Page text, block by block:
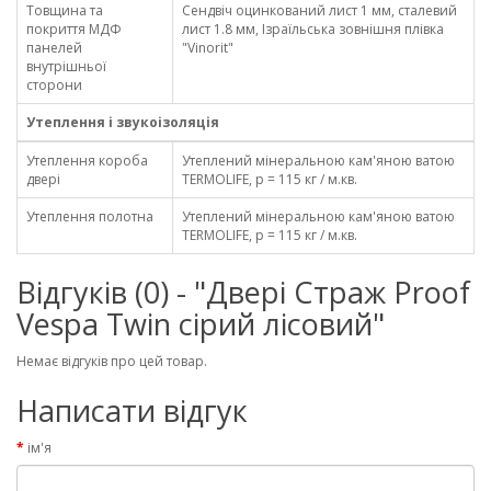
Товщина та
покриття МДФ
панелей
внутрішньої
сторони
Сендвіч оцинкований лист 1 мм, сталевий
лист 1.8 мм, Ізраїльська зовнішня плівка
"Vinorit"
Утеплення і звукоізоляція
Утеплення короба
двері
Утеплений мінеральною кам'яною ватою
TERMOLIFE, p = 115 кг / м.кв.
Утеплення полотна
Утеплений мінеральною кам'яною ватою
TERMOLIFE, p = 115 кг / м.кв.
Відгуків (0) - "Двері Страж Proof
Vespa Twin сірий лісовий"
Немає відгуків про цей товар.
Написати відгук
ім'я